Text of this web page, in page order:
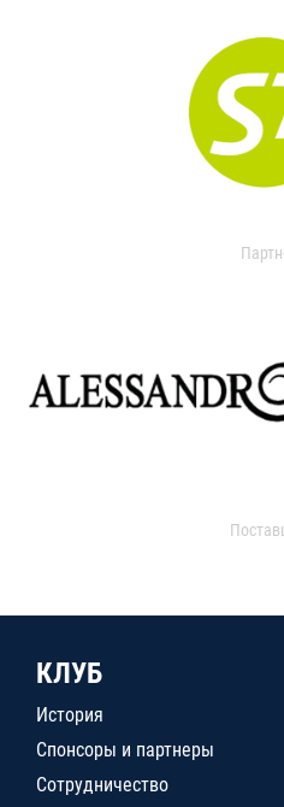
КЛУБ
История
Спонсоры и партнеры
Сотрудничество